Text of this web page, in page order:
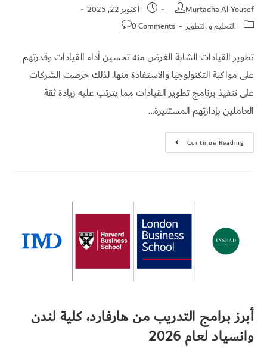
Murtadha Al-Yousef
أكتوبر 22, 2025
التعليم و التطوير
0 Comments
تطوير القيادات الشابة الغرض منه تحسين أداء القيادات وقدرتهم
على مواكبة التكنولوجيا والاستفادة منها، لذلك حرصت الشركات
على تنفيذ برنامج تطوير القيادات مما يترتب عليه زيادة ثقة
العاملين بإدارتهم المستنيرة…
Continue Reading
أبرز برامج التدريب من هارفارد، كلية لندن
وانسياد لعام 2026